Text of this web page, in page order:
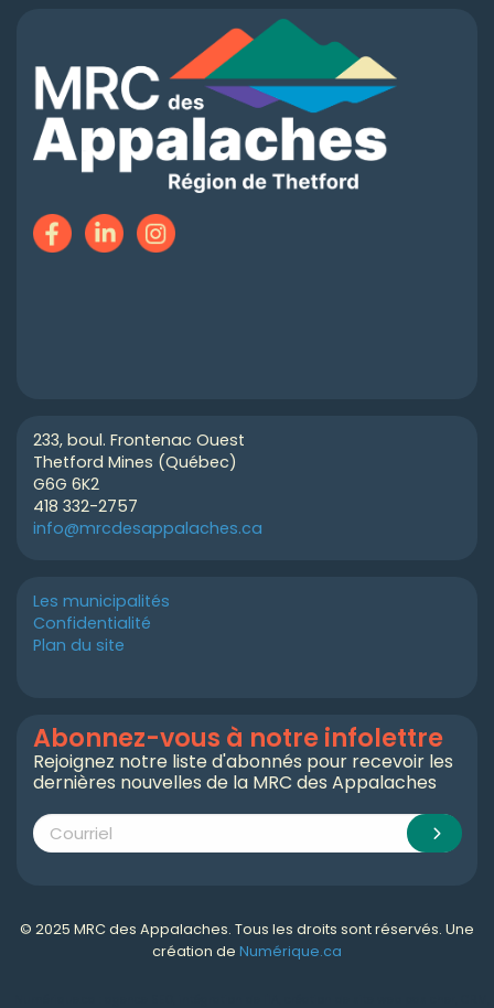
233, boul. Frontenac Ouest
Thetford Mines (Québec)
G6G 6K2
418 332-2757
info@mrcdesappalaches.ca
Les municipalités
Confidentialité
Plan du site
Abonnez-vous à notre infolettre
Rejoignez notre liste d'abonnés pour recevoir les
dernières nouvelles de la MRC des Appalaches
© 2025 MRC des Appalaches. Tous les droits sont réservés. Une
création de Numérique.ca